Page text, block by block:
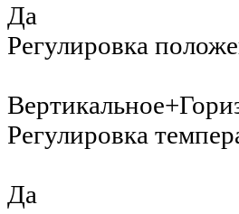
Да
Регулировка
Регулировка
Да